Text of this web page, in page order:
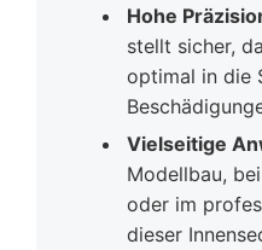
Hohe
stellt sicher,
optimal in die
Vielseitige
Modellbau,
oder im
dieser